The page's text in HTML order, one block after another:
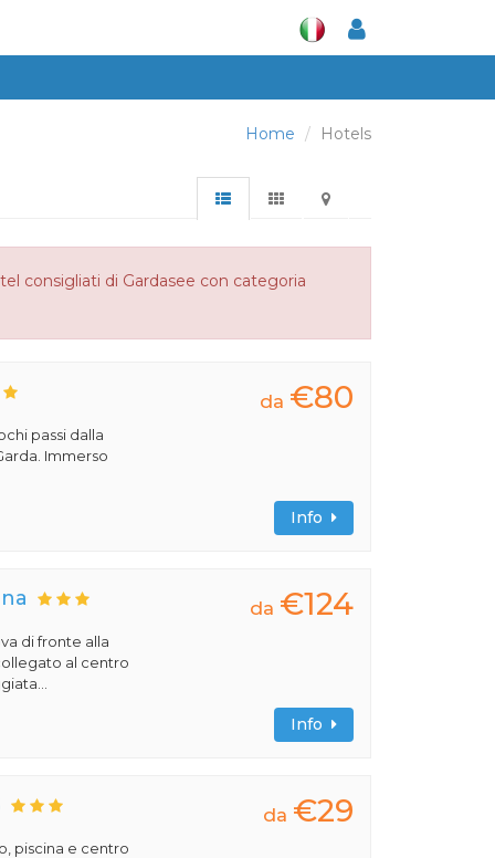
Home Hotels
consigliati di Gardasee con categoria
passi dalla
Immerso
da €80
Info
di fronte alla
al centro
da €124
Info
piscina e centro
da €29